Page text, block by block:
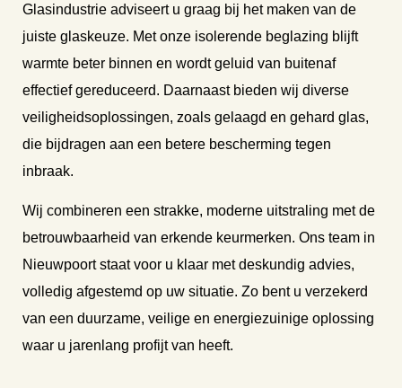
Glasindustrie adviseert u graag bij het maken van de
juiste glaskeuze. Met onze isolerende beglazing blijft
warmte beter binnen en wordt geluid van buitenaf
effectief gereduceerd. Daarnaast bieden wij diverse
veiligheidsoplossingen, zoals gelaagd en gehard glas,
die bijdragen aan een betere bescherming tegen
inbraak.
Wij combineren een strakke, moderne uitstraling met de
betrouwbaarheid van erkende keurmerken. Ons team in
Nieuwpoort staat voor u klaar met deskundig advies,
volledig afgestemd op uw situatie. Zo bent u verzekerd
van een duurzame, veilige en energiezuinige oplossing
waar u jarenlang profijt van heeft.